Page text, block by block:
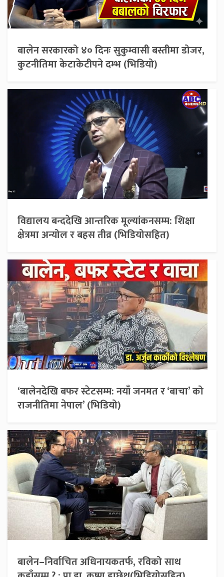
बालेन सरकारको ४० दिनः सुकुम्वासी बस्तीमा डोजर,
कुटनीतिमा केटाकेटीपने दम्भ (भिडियो)
विद्यालय बन्ददेखि आन्तरिक मूल्यांकनसम्म: शिक्षा
क्षेत्रमा अन्योल र बहस तीव्र (भिडियोसहित)
‘बालेनदेखि बफर स्टेटसम्म: नयाँ जनमत र ‘बाचा’ को
राजनीतिमा नेपाल’ (भिडियो)
बालेन–निर्वाचित अधिनायकतर्फ, रविको साथ